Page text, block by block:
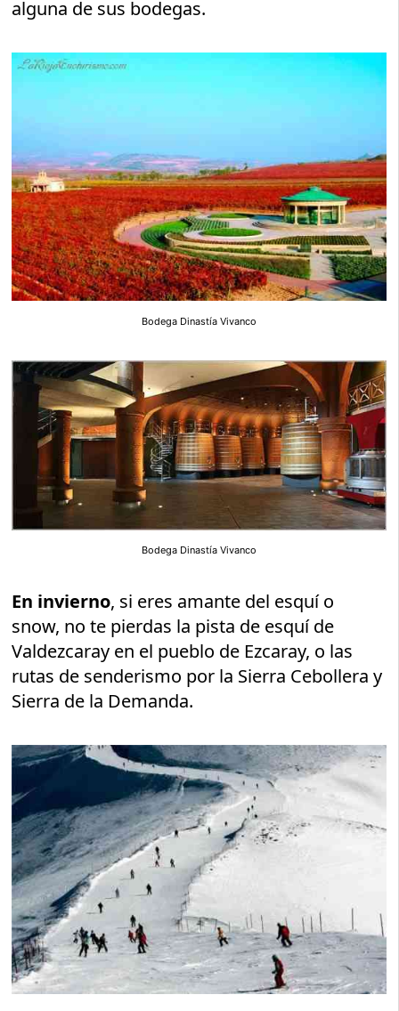
alguna de sus bodegas.
Bodega Dinastía Vivanco
Bodega Dinastía Vivanco
En invierno, si eres amante del esquí o
snow, no te pierdas la pista de esquí de
Valdezcaray en el pueblo de Ezcaray, o las
rutas de senderismo por la Sierra Cebollera y
Sierra de la Demanda.